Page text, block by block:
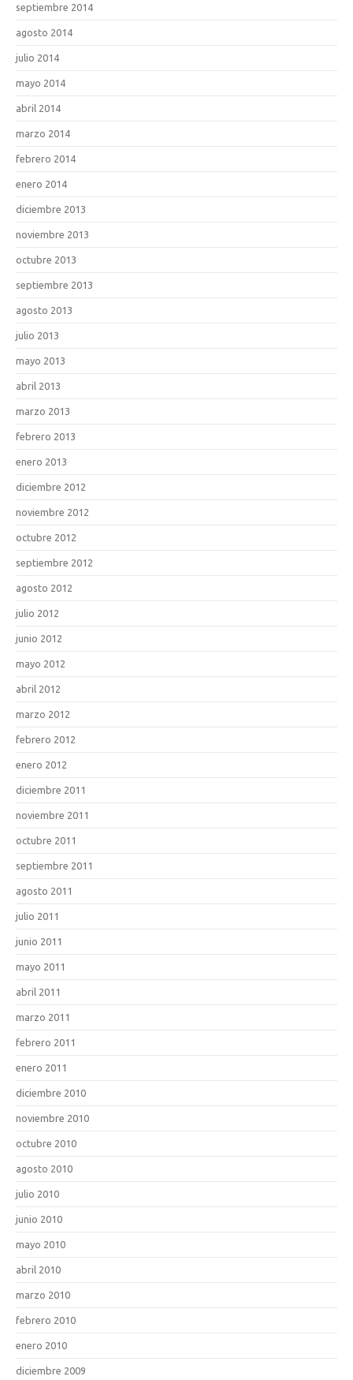
septiembre 2014
agosto 2014
julio 2014
mayo 2014
abril 2014
marzo 2014
febrero 2014
enero 2014
diciembre 2013
noviembre 2013
octubre 2013
septiembre 2013
agosto 2013
julio 2013
mayo 2013
abril 2013
marzo 2013
febrero 2013
enero 2013
diciembre 2012
noviembre 2012
octubre 2012
septiembre 2012
agosto 2012
julio 2012
junio 2012
mayo 2012
abril 2012
marzo 2012
febrero 2012
enero 2012
diciembre 2011
noviembre 2011
octubre 2011
septiembre 2011
agosto 2011
julio 2011
junio 2011
mayo 2011
abril 2011
marzo 2011
febrero 2011
enero 2011
diciembre 2010
noviembre 2010
octubre 2010
agosto 2010
julio 2010
junio 2010
mayo 2010
abril 2010
marzo 2010
febrero 2010
enero 2010
diciembre 2009